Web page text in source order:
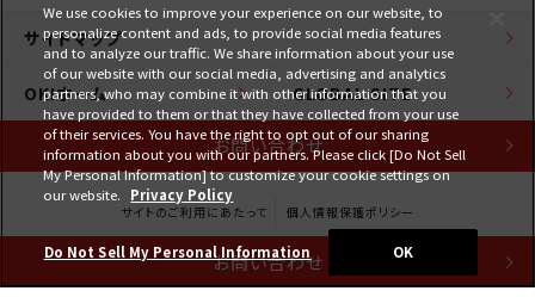
お問い合わせ
サイトマップ
OKIホーム GLOBAL SITE
お問い合わせ
サイトのご利用にあたって 個人情報保護ポリシー
Copyright © 1997-2026 Oki Engineering Co., Ltd. All Rights Reserved.
We use cookies to improve your experience on our website, to
personalize content and ads, to provide social media features
and to analyze our traffic. We share information about your use
of our website with our social media, advertising and analytics
partners, who may combine it with other information that you
have provided to them or that they have collected from your use
of their services. You have the right to opt out of our sharing
information about you with our partners. Please click [Do Not Sell
My Personal Information] to customize your cookie settings on
our website.
Privacy Policy
Do Not Sell My Personal Information OK